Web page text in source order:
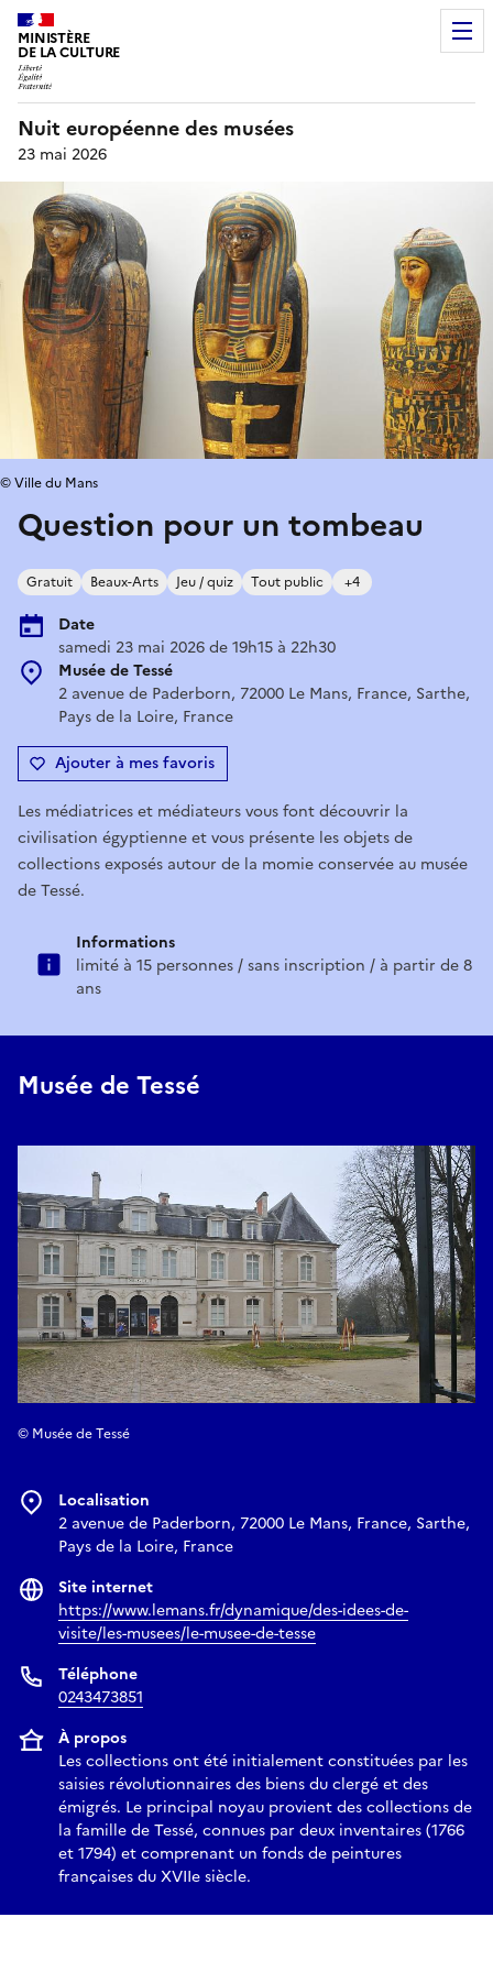
MINISTÈRE
DE LA CULTURE
Nuit européenne des musées
23 mai 2026
Question pour un tombeau
Gratuit Beaux-Arts Jeu / quiz Tout public +4
Date
samedi 23 mai 2026 de 19h15 à 22h30
Musée de Tessé
2 avenue de Paderborn, 72000 Le Mans, France, Sarthe,
Pays de la Loire, France
Ajouter à mes favoris
© Ville du Mans
Les médiatrices et médiateurs vous font découvrir la
civilisation égyptienne et vous présente les objets de
collections exposés autour de la momie conservée au musée
de Tessé.
Informations
limité à 15 personnes / sans inscription / à partir de 8
ans
Musée de Tessé
© Musée de Tessé
Localisation
2 avenue de Paderborn, 72000 Le Mans, France, Sarthe,
Pays de la Loire, France
Site internet
https://www.lemans.fr/dynamique/des-idees-de-
visite/les-musees/le-musee-de-tesse
Téléphone
0243473851
À propos
Les collections ont été initialement constituées par les
saisies révolutionnaires des biens du clergé et des
émigrés. Le principal noyau provient des collections de
la famille de Tessé, connues par deux inventaires (1766
et 1794) et comprenant un fonds de peintures
françaises du XVIIe siècle.